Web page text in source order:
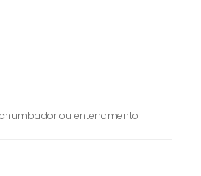
ou enterramento